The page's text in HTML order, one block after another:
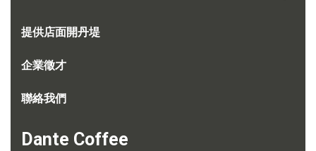
提供店面開丹堤
企業徵才
聯絡我們
Dante Coffee